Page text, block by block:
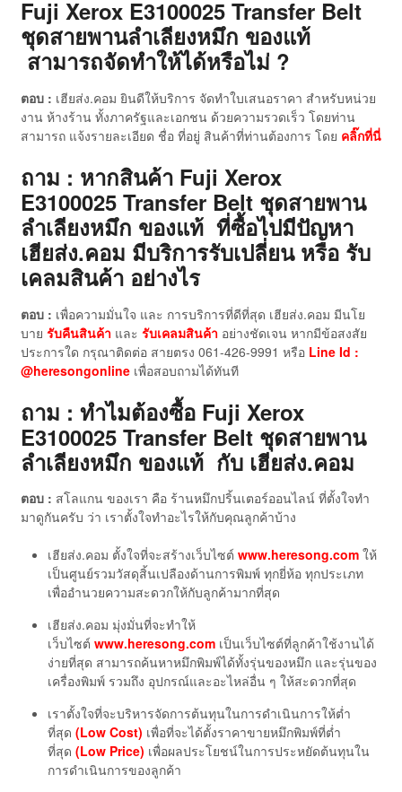
Fuji Xerox E3100025 Transfer Belt
ชุดสายพานลำเลียงหมึก ของแท้
สามารถจัดทำให้ได้หรือไม่ ?
ตอบ : เฮียส่ง.คอม ยินดีให้บริการ จัดทำใบเสนอราคา สำหรับหน่วย
งาน ห้างร้าน ทั้งภาครัฐและเอกชน ด้วยความรวดเร็ว โดยท่าน
สามารถ แจ้งรายละเอียด ชื่อ ที่อยู่ สินค้าที่ท่านต้องการ โดย คลิ๊กที่นี่
ถาม : หากสินค้า Fuji Xerox
E3100025 Transfer Belt ชุดสายพาน
ลำเลียงหมึก ของแท้ ที่ซื้อไปมีปัญหา
เฮียส่ง.คอม มีบริการรับเปลี่ยน หรือ รับ
เคลมสินค้า อย่างไร
ตอบ : เพื่อความมั่นใจ และ การบริการที่ดีที่สุด เฮียส่ง.คอม มีนโย
บาย รับคืนสินค้า และ รับเคลมสินค้า อย่างชัดเจน หากมีข้อสงสัย
ประการใด กรุณาติดต่อ สายตรง 061-426-9991 หรือ Line Id :
@heresongonlineเพื่อสอบถามได้ทันที
ถาม : ทำไมต้องซื้อ Fuji Xerox
E3100025 Transfer Belt ชุดสายพาน
ลำเลียงหมึก ของแท้ กับ เฮียส่ง.คอม
ตอบ : สโลแกน ของเรา คือ ร้านหมึกปริ้นเตอร์ออนไลน์ ที่ตั้งใจทำ
มาดูกันครับ ว่า เราตั้งใจทำอะไรให้กับคุณลูกค้าบ้าง
เฮียส่ง.คอม ตั้งใจที่จะสร้างเว็บไซต์ www.heresong.comให้
เป็นศูนย์รวมวัสดุสิ้นเปลืองด้านการพิมพ์ ทุกยี่ห้อ ทุกประเภท
เพื่ออำนวยความสะดวกให้กับลูกค้ามากที่สุด
เฮียส่ง.คอม มุ่งมั่นที่จะทำให้
เว็บไซต์ www.heresong.comเป็นเว็บไซต์ที่ลูกค้าใช้งานได้
ง่ายที่สุด สามารถค้นหาหมึกพิมพ์ได้ทั้งรุ่นของหมึก และรุ่นของ
เครื่องพิมพ์ รวมถึง อุปกรณ์และอะไหล่อื่น ๆ ให้สะดวกที่สุด
เราตั้งใจที่จะบริหารจัดการต้นทุนในการดำเนินการให้ต่ำ
ที่สุด (Low Cost) เพื่อที่จะได้ตั้งราคาขายหมึกพิมพ์ที่ต่ำ
ที่สุด (Low Price) เพื่อผลประโยชน์ในการประหยัดต้นทุนใน
การดำเนินการของลูกค้า